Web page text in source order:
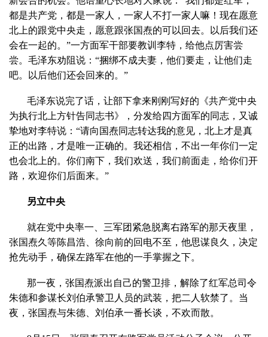
都是共产党，都是一家人，一家人不打一家人嘛！现在愿意
北上的跟党中央走，愿意跟张国焘的可以回去。以后我们还
会在一起的。”一方面军干部要教训李特，给他点厉害尝
尝。毛泽东劝阻说：“捆绑不成夫妻，他们要走，让他们走
吧。以后他们还会回来的。”
毛泽东说完了话，让部下拿来刚刚写好的《共产党中央
为执行北上方针告同志书》，分发给四方面军的同志，又诚
挚地对李特说：“请向国焘同志转达我的意见，北上才是真
正的出路，才是唯一正确的。我还相信，不出一年你们一定
也会北上的。你们南下，我们欢送，我们前面走，给你们开
路，欢迎你们后面来。”
另立中央
就在党中央率一、三军团紧急脱离右路军的那天夜里，
张国焘久等陈昌浩、徐向前的回电不至，他思谋良久，决定
抢先动手，确保左路军在他的一手掌握之下。
那一夜，张国焘派出自己的警卫排，解除了红军总司令
朱德和参谋长刘伯承警卫人员的武装，把二人软禁了。当
夜，张国焘与朱德、刘伯承一番长谈，不欢而散。